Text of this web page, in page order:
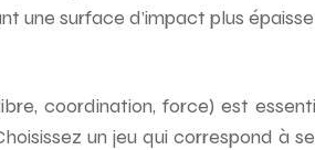
une surface d’impact plus
coordination, force) est
un jeu qui correspond à